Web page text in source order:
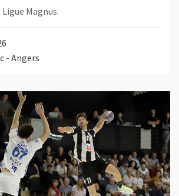
Magnus.
- Angers
l'évènement : Handball masculin :